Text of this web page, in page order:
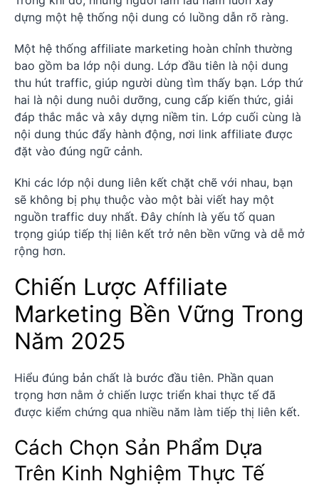
dựng một hệ thống nội dung có luồng dẫn rõ ràng.
Một hệ thống affiliate marketing hoàn chỉnh thường
bao gồm ba lớp nội dung. Lớp đầu tiên là nội dung
thu hút traffic, giúp người dùng tìm thấy bạn. Lớp thứ
hai là nội dung nuôi dưỡng, cung cấp kiến thức, giải
đáp thắc mắc và xây dựng niềm tin. Lớp cuối cùng là
nội dung thúc đẩy hành động, nơi link affiliate được
đặt vào đúng ngữ cảnh.
Khi các lớp nội dung liên kết chặt chẽ với nhau, bạn
sẽ không bị phụ thuộc vào một bài viết hay một
nguồn traffic duy nhất. Đây chính là yếu tố quan
trọng giúp tiếp thị liên kết trở nên bền vững và dễ mở
rộng hơn.
Chiến Lược Affiliate
Marketing Bền Vững Trong
Năm 2025
Hiểu đúng bản chất là bước đầu tiên. Phần quan
trọng hơn nằm ở chiến lược triển khai thực tế đã
được kiểm chứng qua nhiều năm làm tiếp thị liên kết.
Cách Chọn Sản Phẩm Dựa
Trên Kinh Nghiệm Thực Tế